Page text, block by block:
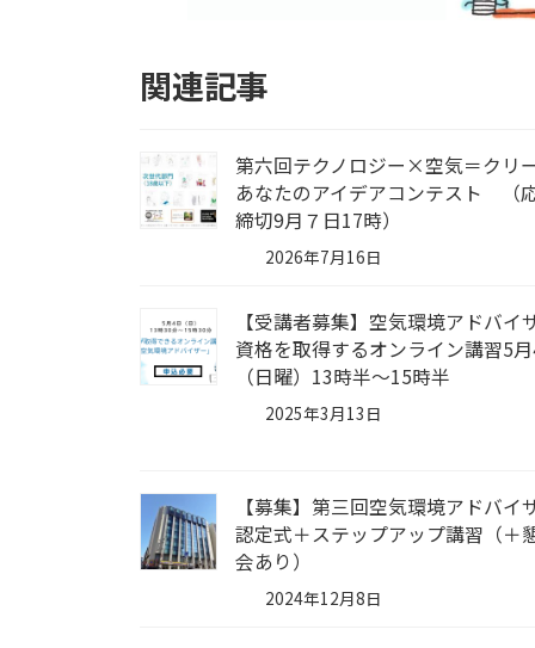
関連記事
第六回テクノロジー×空気＝クリ
あなたのアイデアコンテスト （
締切9月７日17時）
2026年7月16日
【受講者募集】空気環境アドバイ
資格を取得するオンライン講習5
（日曜）13時半～15時半
2025年3月13日
【募集】第三回空気環境アドバイ
認定式＋ステップアップ講習（＋
会あり）
2024年12月8日